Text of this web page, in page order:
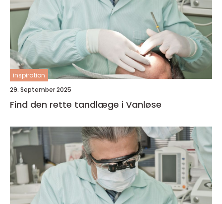
inspiration
29. September 2025
Find den rette tandlæge i Vanløse